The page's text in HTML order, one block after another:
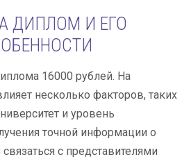
ДИПЛОМ И ЕГО
16000 рублей. На
несколько факторов, таких
и уровень
точной информации о
с представителями